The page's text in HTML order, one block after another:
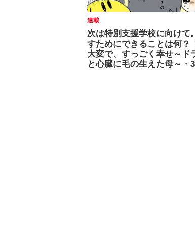
連載
次は特別支援学校に向けて
すためにできることは何？
大変で、すっごく幸せ～ド
と心臓に毛の生えた母～・